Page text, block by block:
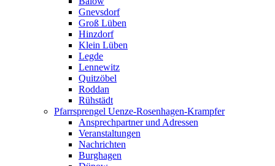
Gnevsdorf
Groß Lüben
Hinzdorf
Klein Lüben
Legde
Lennewitz
Quitzöbel
Roddan
Rühstädt
Pfarrsprengel Uenze-Rosenhagen-Krampfer
Ansprechpartner und Adressen
Veranstaltungen
Nachrichten
Burghagen